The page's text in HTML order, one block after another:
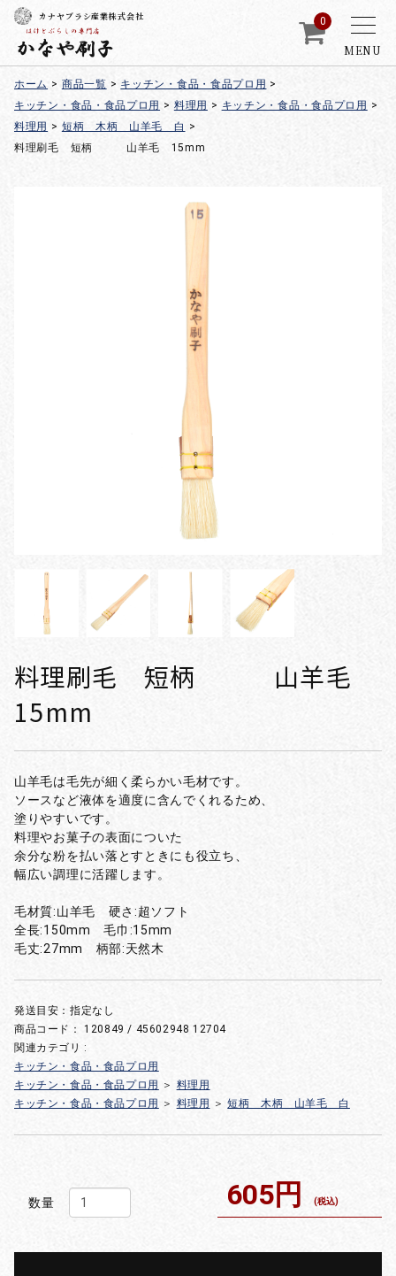
MENU
カナヤブラシ産業株式会社 0
ホーム > 商品一覧 > キッチン・食品・食品プロ用 >
キッチン・食品・食品プロ用 > 料理用 > キッチン・食品・食品プロ用 >
料理用 > 短柄 木柄 山羊毛 白 >
料理刷毛 短柄 山羊毛 15mm
料理刷毛 短柄 山羊毛
15mm
山羊毛は毛先が細く柔らかい毛材です。
ソースなど液体を適度に含んでくれるため、
塗りやすいです。
料理やお菓子の表面についた
余分な粉を払い落とすときにも役立ち、
幅広い調理に活躍します。
毛材質:山羊毛 硬さ:超ソフト
全長:150mm 毛巾:15mm
毛丈:27mm 柄部:天然木
発送目安：指定なし
商品コード：120849 / 45602948 12704
関連カテゴリ :
キッチン・食品・食品プロ用
キッチン・食品・食品プロ用
＞ 料理用
キッチン・食品・食品プロ用
＞ 料理用 ＞ 短柄 木柄 山羊毛 白
数量 605円 (税込)